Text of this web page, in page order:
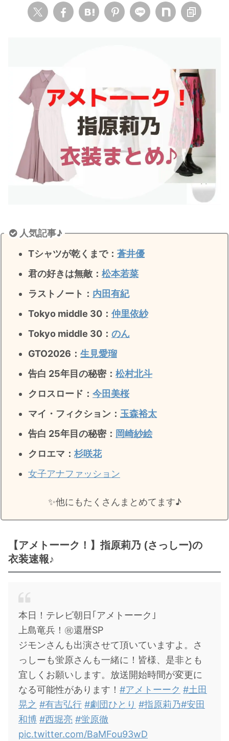
田中みな実
木南晴夏
今田美桜
清原果耶
菜々緒
森七菜
吉川愛
・見上愛
・ トリンドル玲奈
・深田恭子
・芳根京子
北川景子
【よく検索されてる男性芸能人】
・目黒蓮
・京本大我
松村北斗
木村拓哉（キムタク）
・佐藤健
・玉森裕太
岡田将生
平野紫耀
・松下洸平
・田中圭
・バラエティ番組衣裳
人気記事♪
Tシャツが乾くまで： 蒼井優
君の好きは無敵 ： 松本若菜
ラストノート ： 内田有紀
Tokyo middle 30： 仲里依紗
Tokyo middle 30： のん
GTO2026： 生見愛瑠
告白 25年目の秘密： 松村北斗
クロスロード： 今田美桜
マイ・フィクション： 玉森裕太
告白 25年目の秘密： 岡崎紗絵
クロエマ： 杉咲花
女子アナファッション
✨️他にもたくさんまとめてます♪
【アメトーーク！】指原莉乃 (さっしー)の
衣装速報♪
本日！テレビ朝日｢アメトーーク｣
上島竜兵！㊗️還暦SP
ジモンさんも出演させて頂いていますよ。さ
っしーも蛍原さんも一緒に！皆様、是非とも
宜しくお願いします。放送開始時間が変更に
なる可能性があります！ #アメトーーク #土田
晃之 #有吉弘行 #劇団ひとり #指原莉乃#安田
和博 #西堀亮 #蛍原徹
pic.twitter.com/BaMFou93wD